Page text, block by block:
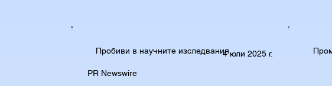
Пробиви в научните изследвания
PR Newswire
4 юли 2025 г.